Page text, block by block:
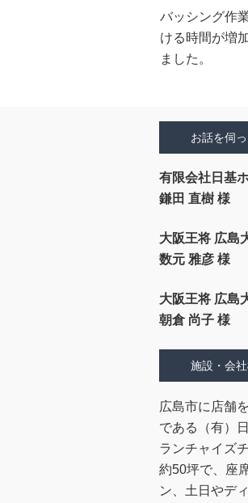
バッシング作
ける時間が増
ました。
お話を伺
有限会社日基
鎌田 直樹 様
大阪王将 広
数元 雅彦 様
大阪王将 広島
朝倉 尚子 様
施設・会
広島市に店舗
である（有）
ランチャイズ
約50坪で、座
ン、土日やデ